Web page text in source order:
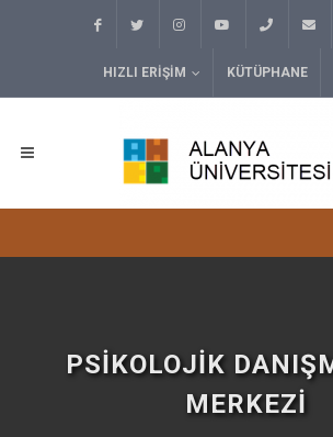
HIZLI ERIŞIM KÜTÜPHANE
PSIKOLOJIK
MERKEZI